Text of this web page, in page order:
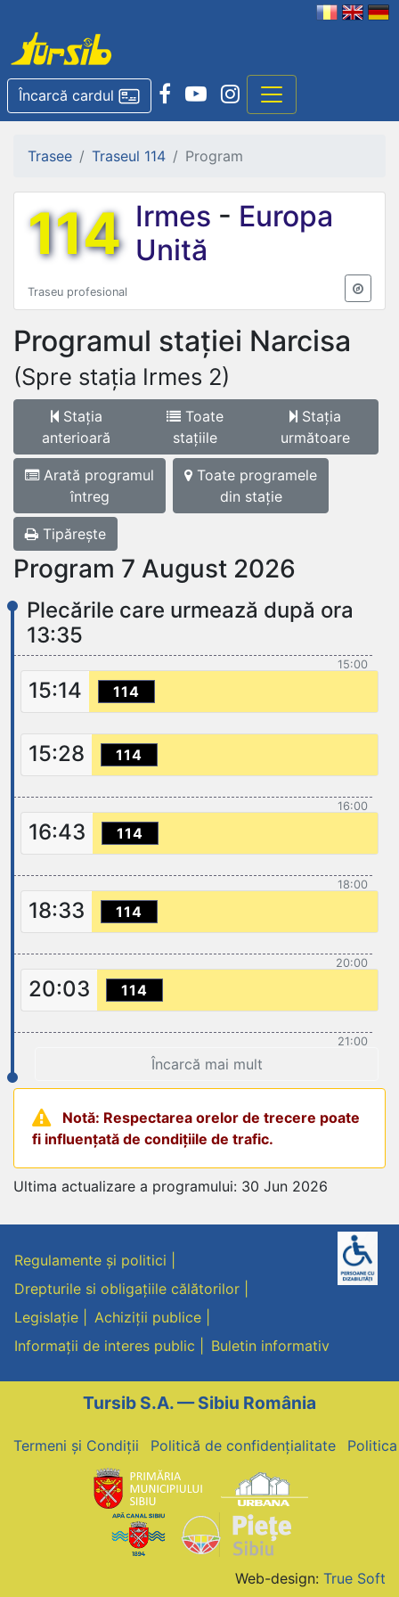
Încarcă cardul
Trasee Traseul 114 Program
114 Irmes - Europa
Unită
Traseu profesional
Programul stației Narcisa
(Spre stația Irmes 2)
Stația
anterioară
Toate
stațiile
Stația
următoare
Arată programul
întreg
Toate programele
din stație
Tipărește
Program 7 August 2026
Plecările care urmează după ora
13:35
15:00
15:14 114
15:28 114
16:00
16:43 114
18:00
18:33 114
20:00
20:03 114
21:00
Încarcă mai mult
Notă: Respectarea orelor de trecere poate
fi influențată de condițiile de trafic.
Ultima actualizare a programului: 30 Jun 2026
Regulamente și politici
Drepturile si obligațiile călătorilor
Legislație
Achiziții publice
Informații de interes public
Buletin informativ
Tursib S.A. — Sibiu România
Termeni și Condiții Politică de confidențialitate
Web-design: True Soft